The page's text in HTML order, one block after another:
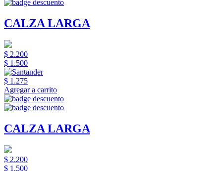
CALZA LARGA
$ 2.200
$ 1.500
$ 1.275
Agregar a carrito
CALZA LARGA
$ 2.200
$ 1.500